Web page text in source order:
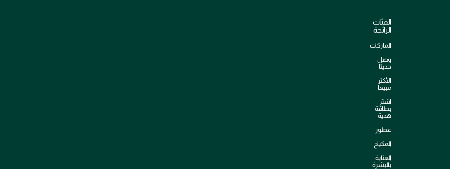
الفئات
الرائجة
الماركات
وصل
حديثاً
الأكثر
مبيعاً
اشترِ
بطاقة
هدية
عطور
المكياج
العناية
بالبشرة